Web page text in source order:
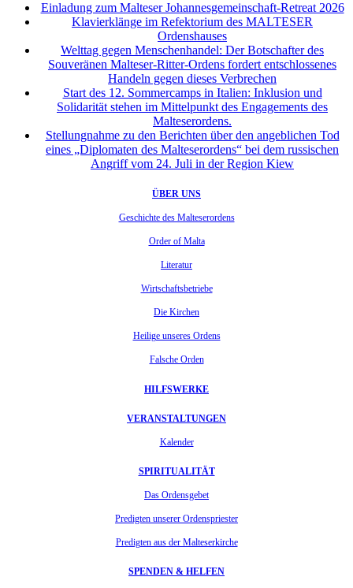
Einladung zum Malteser Johannesgemeinschaft-Retreat 2026
Klavierklänge im Refektorium des MALTESER
Ordenshauses
Welttag gegen Menschenhandel: Der Botschafter des
Souveränen Malteser-Ritter-Ordens fordert entschlossenes
Handeln gegen dieses Verbrechen
Start des 12. Sommercamps in Italien: Inklusion und
Solidarität stehen im Mittelpunkt des Engagements des
Malteserordens.
Stellungnahme zu den Berichten über den angeblichen Tod
eines „Diplomaten des Malteserordens“ bei dem russischen
Angriff vom 24. Juli in der Region Kiew
ÜBER UNS
Geschichte des Malteserordens
Order of Malta
Literatur
Wirtschaftsbetriebe
Die Kirchen
Heilige unseres Ordens
Falsche Orden
HILFSWERKE
VERANSTALTUNGEN
Kalender
SPIRITUALITÄT
Das Ordensgebet
Predigten unserer Ordenspriester
Predigten aus der Malteserkirche
SPENDEN & HELFEN